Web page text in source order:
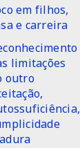
em filhos,
e carreira
limitações
outro